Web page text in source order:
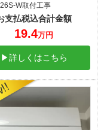
W取付工事
支払税込合計金額
19.4万円
▶詳しくはこちら